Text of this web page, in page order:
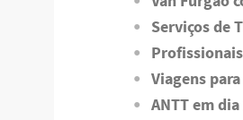
Serviços de
Viagens
ANTT em